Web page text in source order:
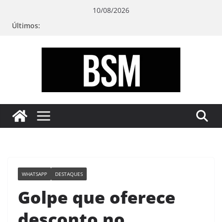
10/08/2026
Últimos:
sua
Mente
WHATSAPP DESTAQUES
Golpe que oferece